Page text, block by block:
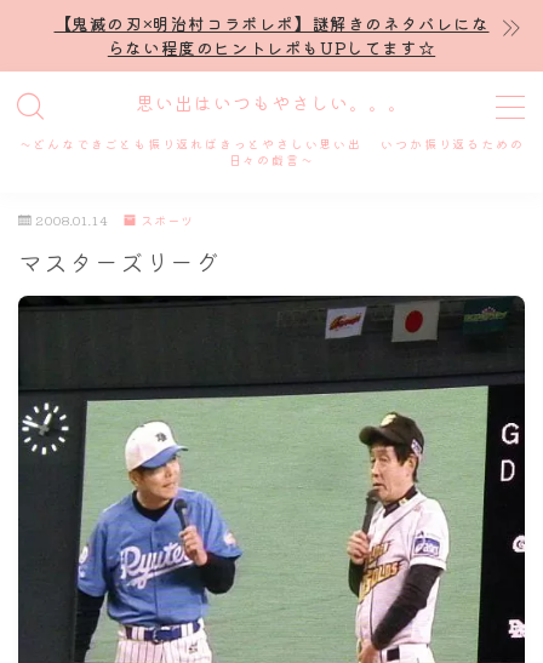
【鬼滅の刃×明治村コラボレポ】謎解きのネタバレにな
らない程度のヒントレポもUPしてます☆
思い出はいつもやさしい。。。
～どんなできごとも振り返ればきっとやさしい思い出 いつか振り返るための
日々の戯言～
MENU
プロフィール
謎解き
舞台・ライブ
名古屋
ナナちゃん人形
2008.01.14 スポーツ
マスターズリーグ